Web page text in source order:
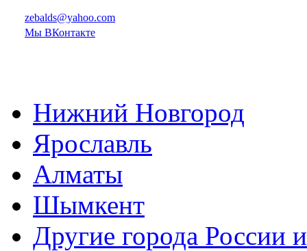
zebalds@yahoo.com
Мы ВКонтакте
Нижний Новгород
Ярославль
Алматы
Шымкент
Другие города России